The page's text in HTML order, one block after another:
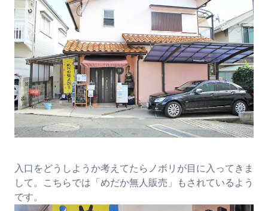
入口をどうしようか考えてたらノボリが目に入ってきま
して。こちらでは「めだか無人販売」もされているよう
です。